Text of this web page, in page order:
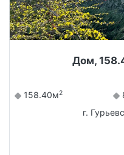
Дом,
158.40м2
г.